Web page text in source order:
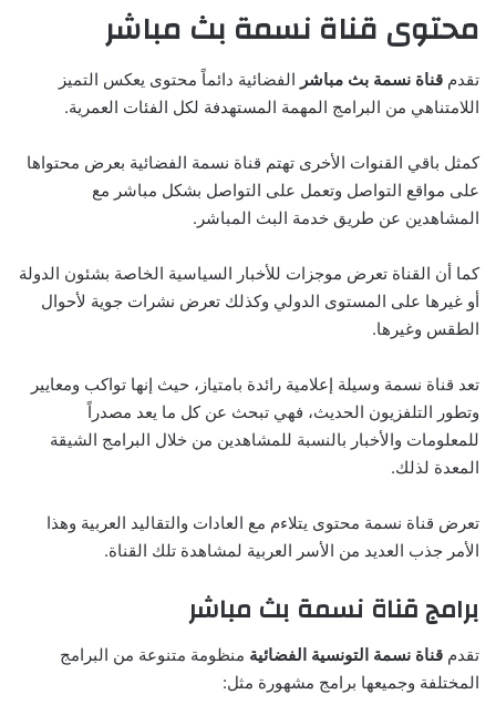
محتوى قناة نسمة بث مباشر
تقدم قناة نسمة بث مباشر الفضائية دائماً محتوى يعكس التميز
اللامتناهي من البرامج المهمة المستهدفة لكل الفئات العمرية.
كمثل باقي القنوات الأخرى تهتم قناة نسمة الفضائية بعرض محتواها
على مواقع التواصل وتعمل على التواصل بشكل مباشر مع
المشاهدين عن طريق خدمة البث المباشر.
كما أن القناة تعرض موجزات للأخبار السياسية الخاصة بشئون الدولة
أو غيرها على المستوى الدولي وكذلك تعرض نشرات جوية لأحوال
الطقس وغيرها.
تعد قناة نسمة وسيلة إعلامية رائدة بامتياز، حيث إنها تواكب ومعايير
وتطور التلفزيون الحديث، فهي تبحث عن كل ما يعد مصدراً
للمعلومات والأخبار بالنسبة للمشاهدين من خلال البرامج الشيقة
المعدة لذلك.
تعرض قناة نسمة محتوى يتلاءم مع العادات والتقاليد العربية وهذا
الأمر جذب العديد من الأسر العربية لمشاهدة تلك القناة.
برامج قناة نسمة بث مباشر
تقدم قناة نسمة التونسية الفضائية منظومة متنوعة من البرامج
المختلفة وجميعها برامج مشهورة مثل: